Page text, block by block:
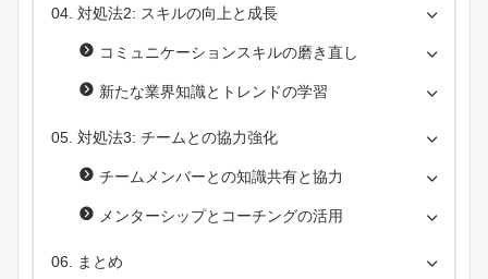
対処法2: スキルの向上と成長
コミュニケーションスキルの磨き直し
新たな業界知識とトレンドの学習
対処法3: チームとの協力強化
チームメンバーとの知識共有と協力
メンターシップとコーチングの活用
まとめ